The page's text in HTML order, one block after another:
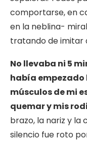
comportarse, en
en la neblina-
tratando de imitar
No llevaba ni 5
había
músculos de mi
quemar y mis
brazo, la nariz y la
silencio fue roto